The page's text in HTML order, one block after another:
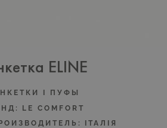
ELINE
I ПУФЫ
LE COMFORT
ІТАЛІЯ